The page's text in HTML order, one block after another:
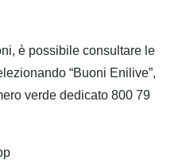
è possibile consultare le
“Buoni Enilive”,
verde dedicato 800 79